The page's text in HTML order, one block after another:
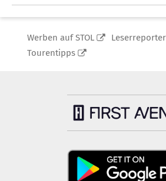
Werben auf STOL
Tourentipps